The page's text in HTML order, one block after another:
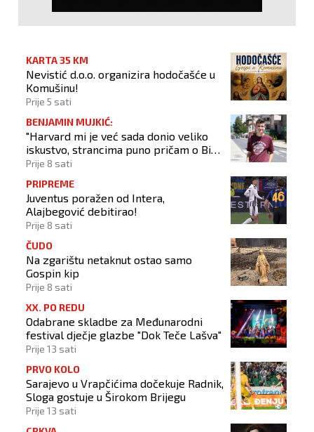
KARTA 35 KM
Nevistić d.o.o. organizira hodočašće u
Komušinu!
Prije 5 sati
BENJAMIN MUJKIĆ:
"Harvard mi je već sada donio veliko
iskustvo, strancima puno pričam o BiH
i Novom Travniku"
Prije 8 sati
PRIPREME
Juventus poražen od Intera,
Alajbegović debitirao!
Prije 8 sati
ČUDO
Na zgarištu netaknut ostao samo
Gospin kip
Prije 8 sati
XX. PO REDU
Odabrane skladbe za Međunarodni
festival dječje glazbe "Dok Teče Lašva"
Prije 13 sati
PRVO KOLO
Sarajevo u Vrapčićima dočekuje Radnik,
Sloga gostuje u Širokom Brijegu
Prije 13 sati